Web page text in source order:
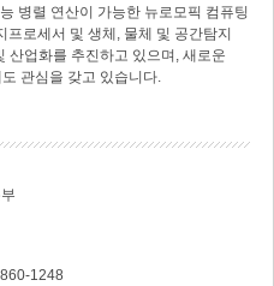
병렬 연산이 가능한 뉴로모픽 컴퓨팅
로세서 및 생체, 물체 및 공간탐지
산업화를 추진하고 있으며, 새로운
관심을 갖고 있습니다.
1248